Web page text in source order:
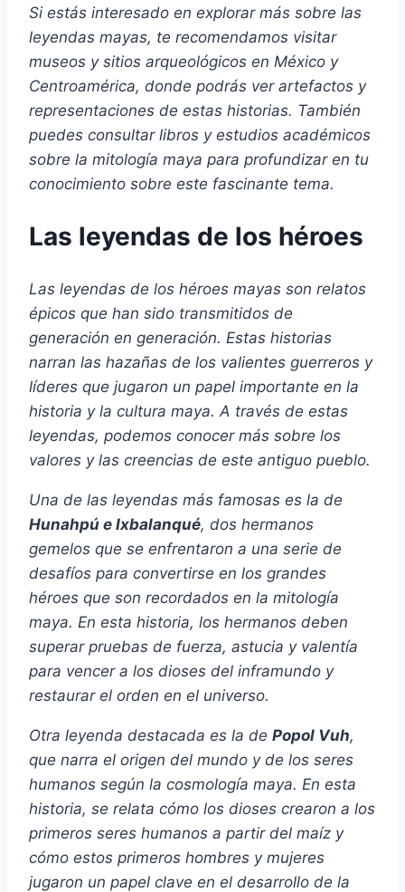
Si estás interesado en explorar más sobre las
leyendas mayas, te recomendamos visitar
museos y sitios arqueológicos en México y
Centroamérica, donde podrás ver artefactos y
representaciones de estas historias. También
puedes consultar libros y estudios académicos
sobre la mitología maya para profundizar en tu
conocimiento sobre este fascinante tema.
Las leyendas de los héroes
Las leyendas de los héroes mayas son relatos
épicos que han sido transmitidos de
generación en generación. Estas historias
narran las hazañas de los valientes guerreros y
líderes que jugaron un papel importante en la
historia y la cultura maya. A través de estas
leyendas, podemos conocer más sobre los
valores y las creencias de este antiguo pueblo.
Una de las leyendas más famosas es la de
Hunahpú e Ixbalanqué, dos hermanos
gemelos que se enfrentaron a una serie de
desafíos para convertirse en los grandes
héroes que son recordados en la mitología
maya. En esta historia, los hermanos deben
superar pruebas de fuerza, astucia y valentía
para vencer a los dioses del inframundo y
restaurar el orden en el universo.
Otra leyenda destacada es la de Popol Vuh,
que narra el origen del mundo y de los seres
humanos según la cosmología maya. En esta
historia, se relata cómo los dioses crearon a los
primeros seres humanos a partir del maíz y
cómo estos primeros hombres y mujeres
jugaron un papel clave en el desarrollo de la